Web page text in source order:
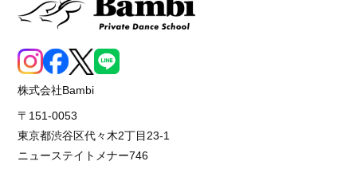
株式会社Bambi
〒151-0053
東京都渋谷区代々木2丁目23-1
ニューステイトメナー746